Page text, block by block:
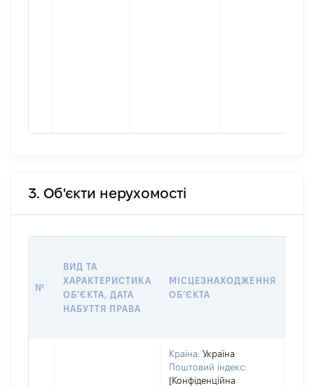
3. Об'єкти нерухомості
№
ВИД ТА
ХАРАКТЕРИСТИКА
ОБʼЄКТА, ДАТА
НАБУТТЯ ПРАВА
МІСЦЕЗНАХОДЖЕННЯ
ОБʼЄКТА
Країна: Україна
Поштовий індекс:
[Конфіденційна